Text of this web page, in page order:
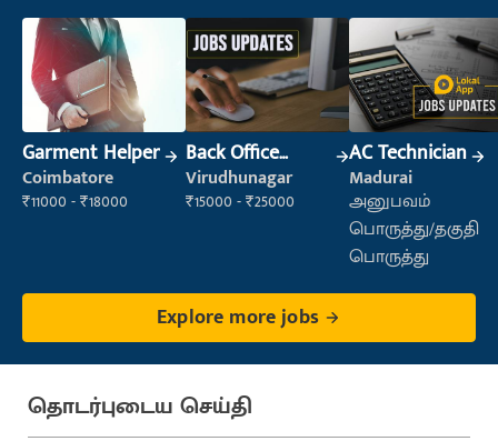
Garment Helper
Coimbatore
₹11000 - ₹18000
Back Office
Executive
(Administration)
Virudhunagar
₹15000 - ₹25000
AC Technician
Madurai
அனுபவம்
பொருத்து/தகுதி
பொருத்து
Explore more jobs
தொடர்புடைய செய்தி